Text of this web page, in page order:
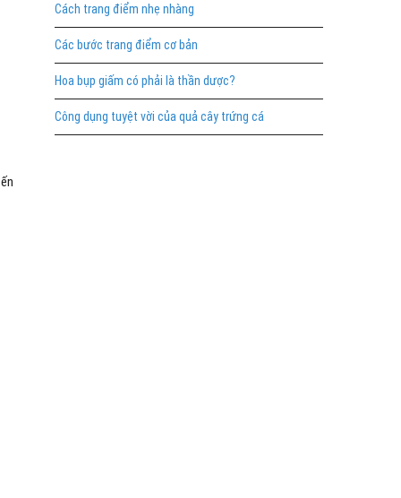
Cách trang điểm nhẹ nhàng
Các bước trang điểm cơ bản
Hoa bụp giấm có phải là thần dược?
Công dụng tuyệt vời của quả cây trứng cá